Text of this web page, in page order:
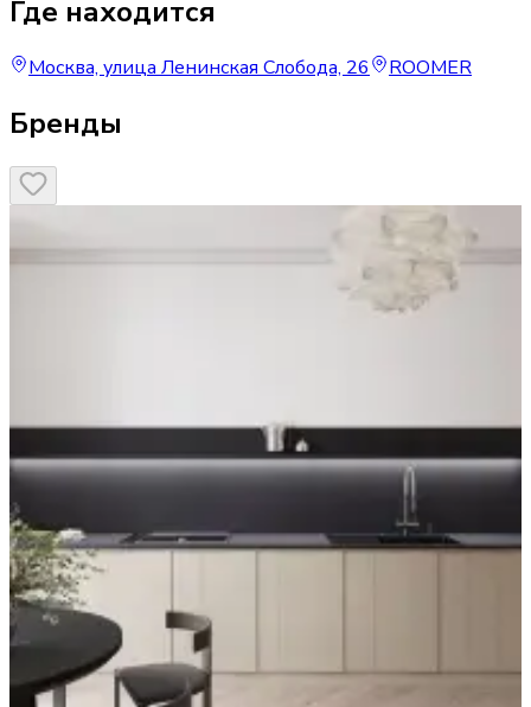
Где находится
Москва, улица Ленинская Слобода, 26 ROOMER
Бренды